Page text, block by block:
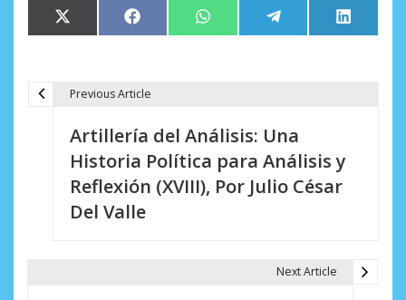
Compartir
en
X
(Twitter)
Compartir
en
Facebook Compartir
en
WhatsApp Compartir
en
Telegram
en
LinkedIn
Previous Article
Artillería del Análisis: Una
Historia Política para Análisis y
Reflexión (XVIII), Por Julio César
Del Valle
Next Article